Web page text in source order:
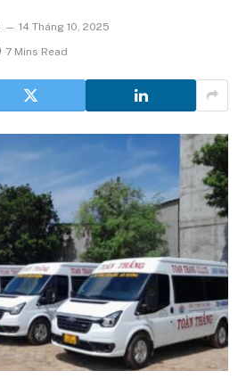
14 Tháng 10, 2025
7 Mins Read